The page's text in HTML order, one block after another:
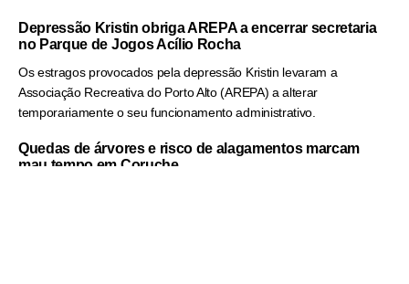
Depressão Kristin obriga AREPA a encerrar secretaria
no Parque de Jogos Acílio Rocha
Os estragos provocados pela depressão Kristin levaram a
Associação Recreativa do Porto Alto (AREPA) a alterar
temporariamente o seu funcionamento administrativo.
Quedas de árvores e risco de alagamentos marcam
mau tempo em Coruche